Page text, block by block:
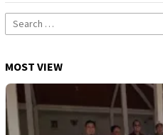
Search
for:
MOST VIEW